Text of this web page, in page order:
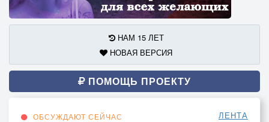
НАМ 15 ЛЕТ
НОВАЯ ВЕРСИЯ
ПОМОЩЬ ПРОЕКТУ
ОБСУЖДАЮТ СЕЙЧАС ЛЕНТА